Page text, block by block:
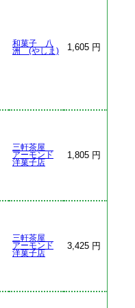
和菓子 八
洲 (やしま)
1,605 円
三軒茶屋
アーモンド
洋菓子店
1,805 円
三軒茶屋
アーモンド
洋菓子店
3,425 円